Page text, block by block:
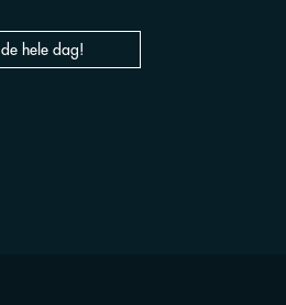
de hele dag!